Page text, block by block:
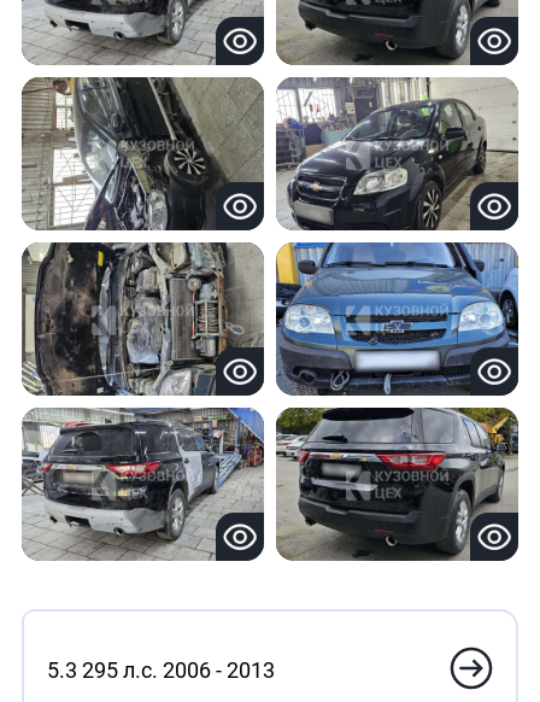
5.3 295 л.с. 2006 - 2013